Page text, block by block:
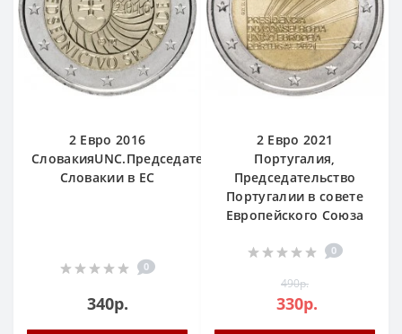
2 Евро 2016
СловакияUNC.Председательство
Словакии в ЕС
0
340р.
2 Евро 2021
Португалия,
Председательство
Португалии в совете
Европейского Союза
0
490р.
330р.